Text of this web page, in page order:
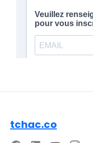
tchac.co